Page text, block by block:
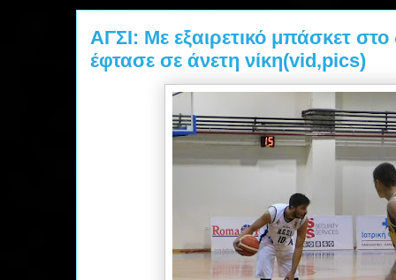
ΑΓΣΙ: Με εξαιρετικό μπάσκετ
έφτασε σε άνετη νίκη(vid,pics)